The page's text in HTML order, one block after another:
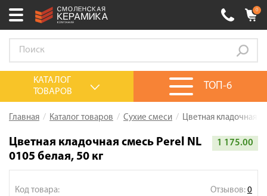
Выберите ваш город:
+7 (4812) 548-777
0 товаров на сумму0.00руб.
Акции
О компании
0
ТОП-6
КАТАЛОГ
ТОВАРОВ
Главная Каталог товаров Сухие смеси Цветная кладочная
Цветная кладочная смесь Perel NL
0105 белая, 50 кг
1 175.00
Отзывов: 0
Код товара: